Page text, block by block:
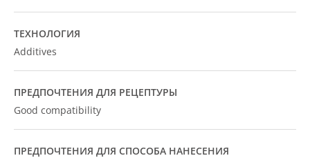
ТЕХНОЛОГИЯ
Additives
ПРЕДПОЧТЕНИЯ ДЛЯ РЕЦЕПТУРЫ
Good compatibility
ПРЕДПОЧТЕНИЯ ДЛЯ СПОСОБА НАНЕСЕНИЯ